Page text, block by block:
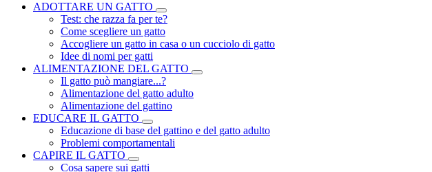
ADOTTARE UN GATTO
Test: che razza fa per te?
Come scegliere un gatto
Accogliere un gatto in casa o un cucciolo di gatto
Idee di nomi per gatti
ALIMENTAZIONE DEL GATTO
Il gatto può mangiare...?
Alimentazione del gatto adulto
Alimentazione del gattino
EDUCARE IL GATTO
Educazione di base del gattino e del gatto adulto
Problemi comportamentali
CAPIRE IL GATTO
Cosa sapere sui gatti